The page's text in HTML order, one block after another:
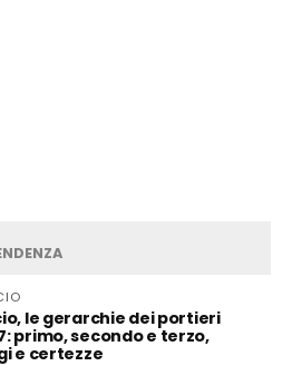
le gerarchie dei portieri
primo, secondo e terzo,
e certezze